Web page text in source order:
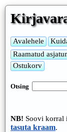
Otsing
NB! Soovi korral
tasuta kraam.